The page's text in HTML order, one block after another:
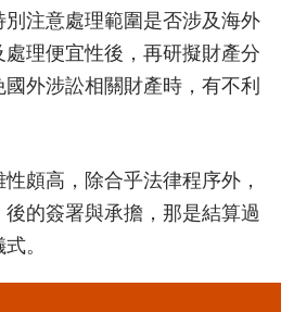
注意處理範圍是否涉及海外
理便宜性後，再研擬財產分
外涉訟相關財產時，有不利
頗高，除合乎法律程序外，
的簽署與承擔，那是結算過
。